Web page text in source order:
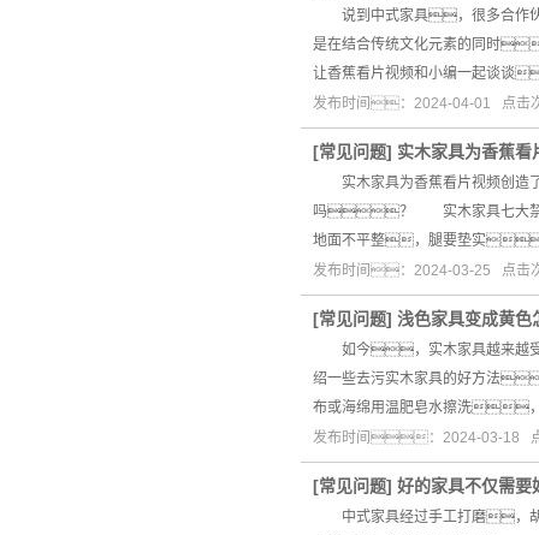
说到中式家具，很多合作
是在结合传统文化元素的同时
让香蕉看片视频和小编一起谈谈
发布时间：2024-04-01 点
[常见问题] 实木家具为香蕉看
实木家具为香蕉看片视频创造
吗？ 实木家具七大禁
地面不平整，腿要垫实
发布时间：2024-03-25 点
[常见问题] 浅色家具变成黄色
如今，实木家具越来越受
绍一些去污实木家具的好方
布或海绵用温肥皂水擦洗
发布时间：2024-03-18
[常见问题] 好的家具不仅需
中式家具经过手工打磨，